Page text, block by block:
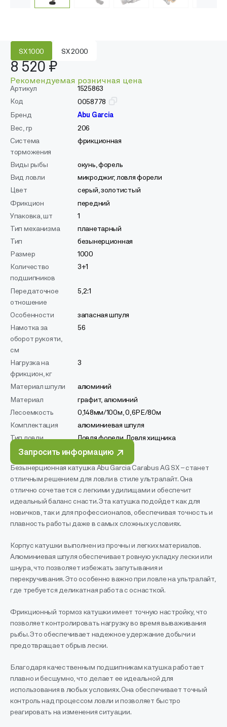
SX 1000 SX 2000
8 520 ₽
Рекомендуемая розничная цена
Артикул
1525863
Код
0058778
Бренд
Abu Garcia
Вес, гр
206
Система
торможения
фрикционная
Виды рыбы
окунь, форель
Вид ловли
микроджиг, ловля форели
Цвет
серый, золотистый
Фрикцион
передний
Упаковка, шт
1
Тип механизма
планетарный
Тип
безынерционная
Размер
1000
Количество
подшипников
3+1
Передаточное
отношение
5,2:1
Особенности
запасная шпуля
Намотка за
оборот рукояти,
см
56
Нагрузка на
фрикцион, кг
3
Материал шпули
алюминий
Материал
графит, алюминий
Лесоемкость
0,148мм/100м, 0,6PE/80м
Комплектация
алюминиевая шпуля
Тип ловли
Ловля форели, Ловля хищника
Запросить информацию
Безынерционная катушка Abu Garcia Carabus AG SX – станет
отличным решением для ловли в стиле ультралайт. Она
отлично сочетается с легкими удилищами и обеспечит
идеальный баланс снасти. Эта катушка подойдет как для
новичков, так и для профессионалов, обеспечивая точность и
плавность работы даже в самых сложных условиях.
Корпус катушки выполнен из прочны и легких материалов.
Алюминиевая шпуля обеспечивает ровную укладку лески или
шнура, что позволяет избежать запутывания и
перекручивания. Это особенно важно при ловле на ультралайт,
где требуется деликатная работа с оснасткой.
Фрикционный тормоз катушки имеет точную настройку, что
позволяет контролировать нагрузку во время вываживания
рыбы. Это обеспечивает надежное удержание добычи и
предотвращает обрыв лески.
Благодаря качественным подшипникам катушка работает
плавно и бесшумно, что делает ее идеальной для
использования в любых условиях. Она обеспечивает точный
контроль над процессом ловли и позволяет быстро
реагировать на изменения ситуации.